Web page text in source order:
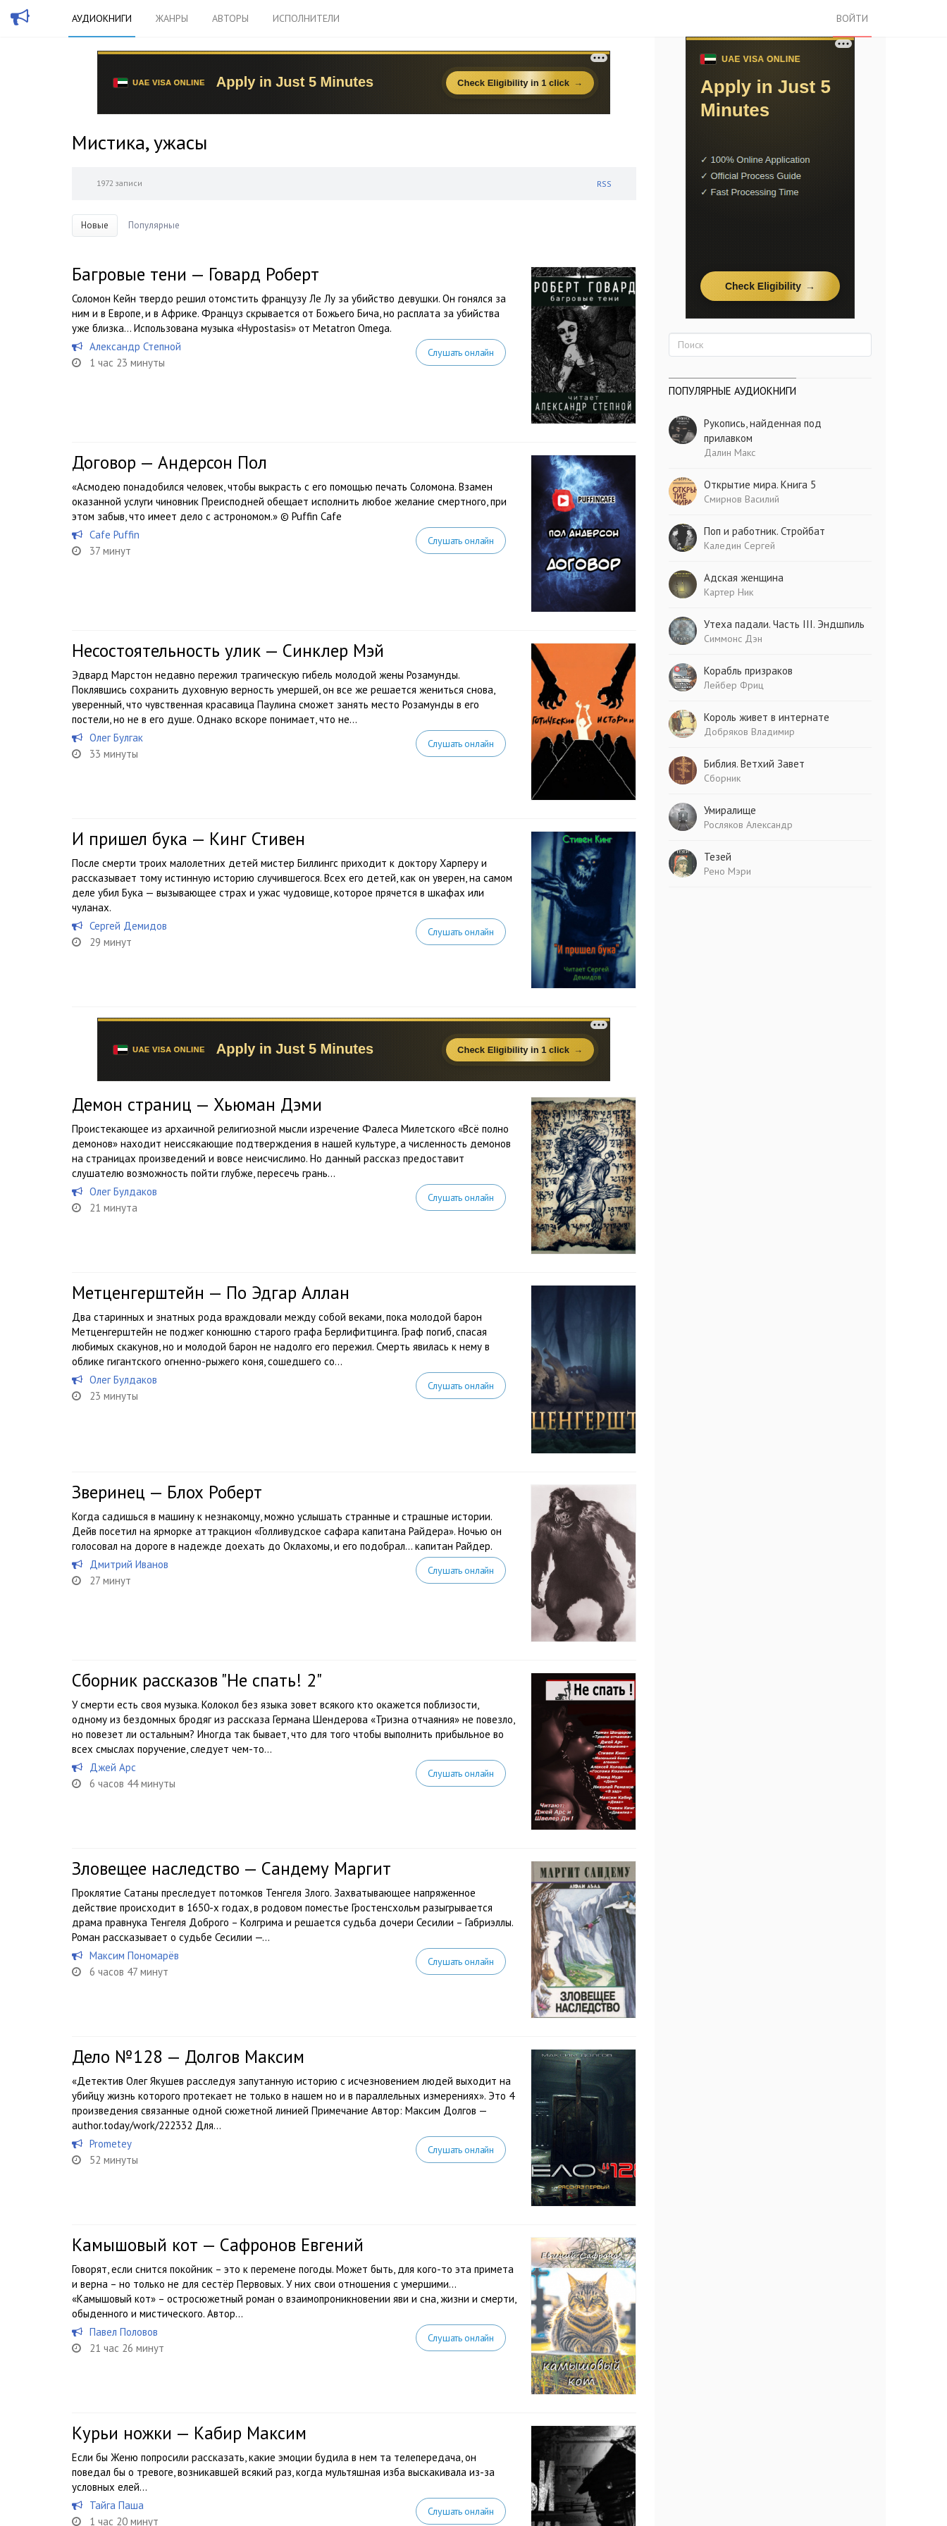
АУДИОКНИГИ ЖАНРЫ АВТОРЫ ИСПОЛНИТЕЛИ ВОЙТИ
Мистика, ужасы
1972 записи RSS
Новые Популярные
Багровые тени — Говард Роберт
Соломон Кейн твердо решил отомстить французу Ле Лу за убийство девушки. Он гонялся за
ним и в Европе, и в Африке. Француз скрывается от Божьего Бича, но расплата за убийства
уже близка… Использована музыка «Hypostasis» от Metatron Omega.
Александр Степной
1 час 23 минуты
Слушать онлайн
Договор — Андерсон Пол
«Асмодею понадобился человек, чтобы выкрасть с его помощью печать Соломона. Взамен
оказанной услуги чиновник Преисподней обещает исполнить любое желание смертного, при
этом забыв, что имеет дело с астрономом.» © Puffin Cafe
Cafe Puffin
37 минут
Слушать онлайн
Несостоятельность улик — Синклер Мэй
Эдвард Марстон недавно пережил трагическую гибель молодой жены Розамунды.
Поклявшись сохранить духовную верность умершей, он все же решается жениться снова,
уверенный, что чувственная красавица Паулина сможет занять место Розамунды в его
постели, но не в его душе. Однако вскоре понимает, что не...
Олег Булгак
33 минуты
Слушать онлайн
И пришел бука — Кинг Стивен
После смерти троих малолетних детей мистер Биллингс приходит к доктору Харперу и
рассказывает тому истинную историю случившегося. Всех его детей, как он уверен, на самом
деле убил Бука — вызывающее страх и ужас чудовище, которое прячется в шкафах или
чуланах.
Сергей Демидов
29 минут
Слушать онлайн
Демон страниц — Хьюман Дэми
Проистекающее из архаичной религиозной мысли изречение Фалеса Милетского «Всё полно
демонов» находит неиссякающие подтверждения в нашей культуре, а численность демонов
на страницах произведений и вовсе неисчислимо. Но данный рассказ предоставит
слушателю возможность пойти глубже, пересечь грань...
Олег Булдаков
21 минута
Слушать онлайн
Метценгерштейн — По Эдгар Аллан
Два старинных и знатных рода враждовали между собой веками, пока молодой барон
Метценгерштейн не поджег конюшню старого графа Берлифитцинга. Граф погиб, спасая
любимых скакунов, но и молодой барон не надолго его пережил. Смерть явилась к нему в
облике гигантского огненно-рыжего коня, сошедшего со...
Олег Булдаков
23 минуты
Слушать онлайн
Зверинец — Блох Роберт
Когда садишься в машину к незнакомцу, можно услышать странные и страшные истории.
Дейв посетил на ярморке аттракцион «Голливудское сафара капитана Райдера». Ночью он
голосовал на дороге в надежде доехать до Оклахомы, и его подобрал… капитан Райдер.
Дмитрий Иванов
27 минут
Слушать онлайн
Сборник рассказов "Не спать! 2"
У смерти есть своя музыка. Колокол без языка зовет всякого кто окажется поблизости,
одному из бездомных бродяг из рассказа Германа Шендерова «Тризна отчаяния» не повезло,
но повезет ли остальным? Иногда так бывает, что для того чтобы выполнить прибыльное во
всех смыслах поручение, следует чем-то...
Джей Арс
6 часов 44 минуты
Слушать онлайн
Зловещее наследство — Сандему Маргит
Проклятие Сатаны преследует потомков Тенгеля Злого. Захватывающее напряженное
действие происходит в 1650-х годах, в родовом поместье Гростенсхольм разыгрывается
драма правнука Тенгеля Доброго – Колгрима и решается судьба дочери Сесилии – Габриэллы.
Роман рассказывает о судьбе Сесилии —...
Максим Пономарёв
6 часов 47 минут
Слушать онлайн
Дело №128 — Долгов Максим
«Детектив Олег Якушев расследуя запутанную историю с исчезновением людей выходит на
убийцу жизнь которого протекает не только в нашем но и в параллельных измерениях». Это 4
произведения связанные одной сюжетной линией Примечание Автор: Максим Долгов —
author.today/work/222332 Для...
Prometey
52 минуты
Слушать онлайн
Камышовый кот — Сафронов Евгений
Говорят, если снится покойник – это к перемене погоды. Может быть, для кого-то эта примета
и верна – но только не для сестёр Первовых. У них свои отношения с умершими…
«Камышовый кот» – остросюжетный роман о взаимопроникновении яви и сна, жизни и смерти,
обыденного и мистического. Автор...
Павел Половов
21 час 26 минут
Слушать онлайн
Курьи ножки — Кабир Максим
Если бы Женю попросили рассказать, какие эмоции будила в нем та телепередача, он
поведал бы о тревоге, возникавшей всякий раз, когда мультяшная изба выскакивала из-за
условных елей…
Тайга Паша
1 час 20 минут
Слушать онлайн
ПОПУЛЯРНЫЕ АУДИОКНИГИ
Рукопись, найденная под
прилавком
Далин Макс
Открытие мира. Книга 5
Смирнов Василий
Поп и работник. Стройбат
Каледин Сергей
Адская женщина
Картер Ник
Утеха падали. Часть III. Эндшпиль
Симмонс Дэн
Корабль призраков
Лейбер Фриц
Король живет в интернате
Добряков Владимир
Библия. Ветхий Завет
Сборник
Умиралище
Росляков Александр
Тезей
Рено Мэри